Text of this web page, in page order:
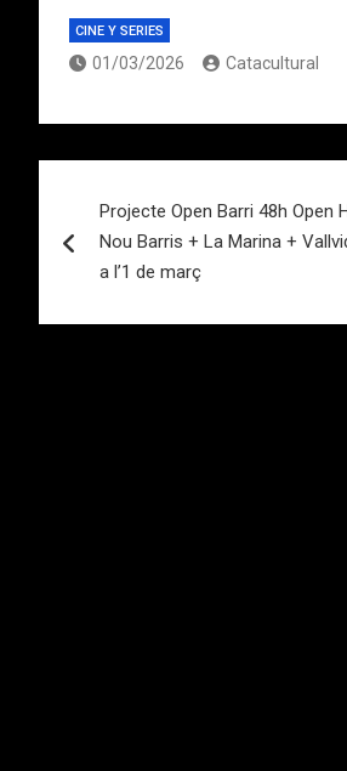
CINE Y SERIES
01/03/2026 Catacultural
de
entradas
Projecte Open Barri 48h Open
Nou Barris + La Marina +
a l’1 de març